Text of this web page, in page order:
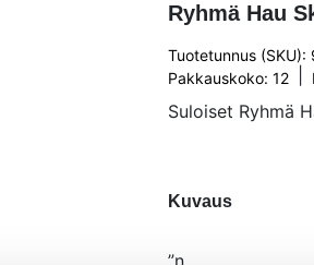
Ryhmä Hau
Tuotetunnus (SKU):
Pakkauskoko: 12
Suloiset Ryhmä
Kuvaus
”n